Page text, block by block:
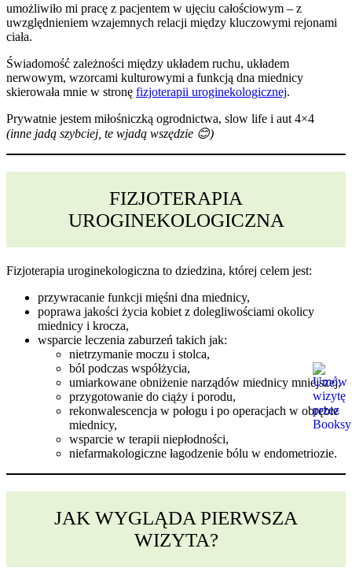
umożliwiło mi pracę z pacjentem w ujęciu całościowym – z
uwzględnieniem wzajemnych relacji między kluczowymi rejonami
ciała.
Świadomość zależności między układem ruchu, układem
nerwowym, wzorcami kulturowymi a funkcją dna miednicy
skierowała mnie w stronę fizjoterapii uroginekologicznej.
Prywatnie jestem miłośniczką ogrodnictwa, slow life i aut 4×4
(inne jadą szybciej, te wjadą wszędzie 😊)
FIZJOTERAPIA
UROGINEKOLOGICZNA
Fizjoterapia uroginekologiczna to dziedzina, której celem jest:
przywracanie funkcji mięśni dna miednicy,
poprawa jakości życia kobiet z dolegliwościami okolicy
miednicy i krocza,
wsparcie leczenia zaburzeń takich jak:
nietrzymanie moczu i stolca,
ból podczas współżycia,
umiarkowane obniżenie narządów miednicy mniejszej,
przygotowanie do ciąży i porodu,
rekonwalescencja w połogu i po operacjach w obrębie
miednicy,
wsparcie w terapii niepłodności,
niefarmakologiczne łagodzenie bólu w endometriozie.
JAK WYGLĄDA PIERWSZA
WIZYTA?